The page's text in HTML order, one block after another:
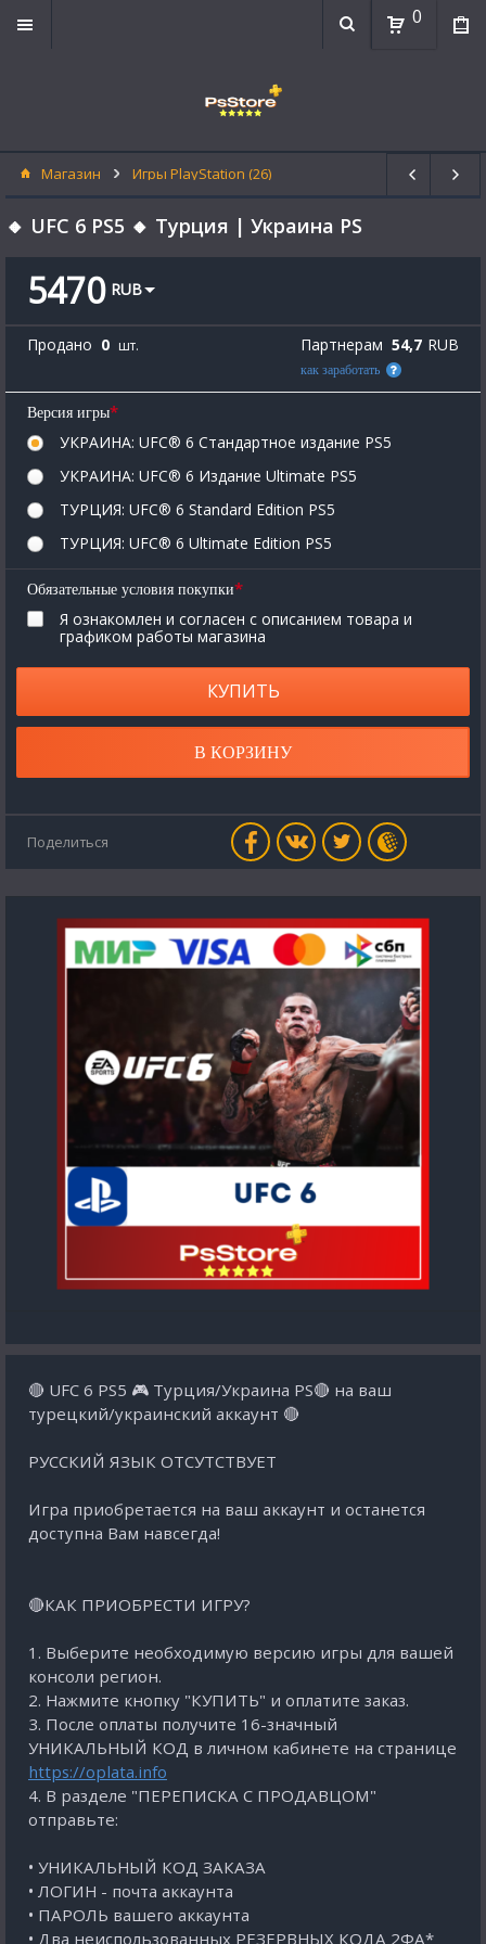
0
Магазин Игры PlayStation (26)
🔸 UFC 6 PS5 🔸 Турция | Украина PS
5470 RUB
Продано 0 шт. Партнерам 54,7 RUB
как заработать
Версия игры*
УКРАИНА: UFC® 6 Стандартное издание PS5
УКРАИНА: UFC® 6 Издание Ultimate PS5
ТУРЦИЯ: UFC® 6 Standard Edition PS5
ТУРЦИЯ: UFC® 6 Ultimate Edition PS5
Обязательные условия покупки*
Я ознакомлен и согласен с описанием товара и
графиком работы магазина
КУПИТЬ
В КОРЗИНУ
Поделиться
🔴 UFC 6 PS5 🎮 Турция/Украина PS🔴 на ваш
турецкий/украинский аккаунт 🔴
РУССКИЙ ЯЗЫК ОТСУТСТВУЕТ
Игра приобретается на ваш аккаунт и останется
доступна Вам навсегда!
🔴КАК ПРИОБРЕСТИ ИГРУ?
1. Выберите необходимую версию игры для вашей
консоли регион.
2. Нажмите кнопку "КУПИТЬ" и оплатите заказ.
3. После оплаты получите 16-значный
УНИКАЛЬНЫЙ КОД в личном кабинете на странице
https://oplata.info
4. В разделе "ПЕРЕПИСКА С ПРОДАВЦОМ"
отправьте:
• УНИКАЛЬНЫЙ КОД ЗАКАЗА
• ЛОГИН - почта аккаунта
• ПАРОЛЬ вашего аккаунта
• Два неиспользованных РЕЗЕРВНЫХ КОДА 2ФА*